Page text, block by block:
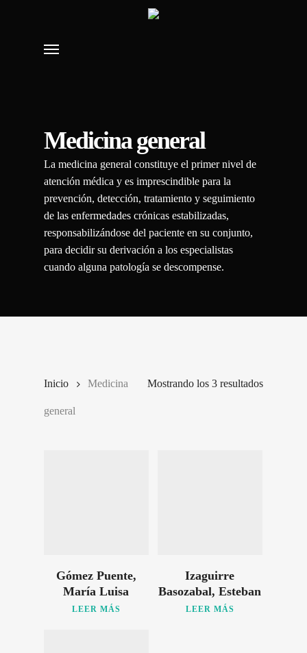
Menu
Medicina general
La medicina general constituye el primer nivel de
atención médica y es imprescindible para la
prevención, detección, tratamiento y seguimiento
de las enfermedades crónicas estabilizadas,
responsabilizándose del paciente en su conjunto,
para decidir su derivación a los especialistas
cuando alguna patología se descompense.
Mostrando los 3 resultados
Inicio Medicina
general
Gómez Puente,
María Luisa
LEER MÁS
Izaguirre
Basozabal, Esteban
LEER MÁS